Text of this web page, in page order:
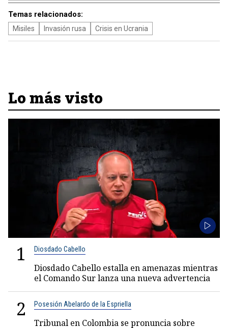
Temas relacionados:
Misiles Invasión rusa Crisis en Ucrania
Lo más visto
1 Diosdado Cabello
Diosdado Cabello estalla en amenazas mientras
el Comando Sur lanza una nueva advertencia
2 Posesión Abelardo de la Espriella
Tribunal en Colombia se pronuncia sobre